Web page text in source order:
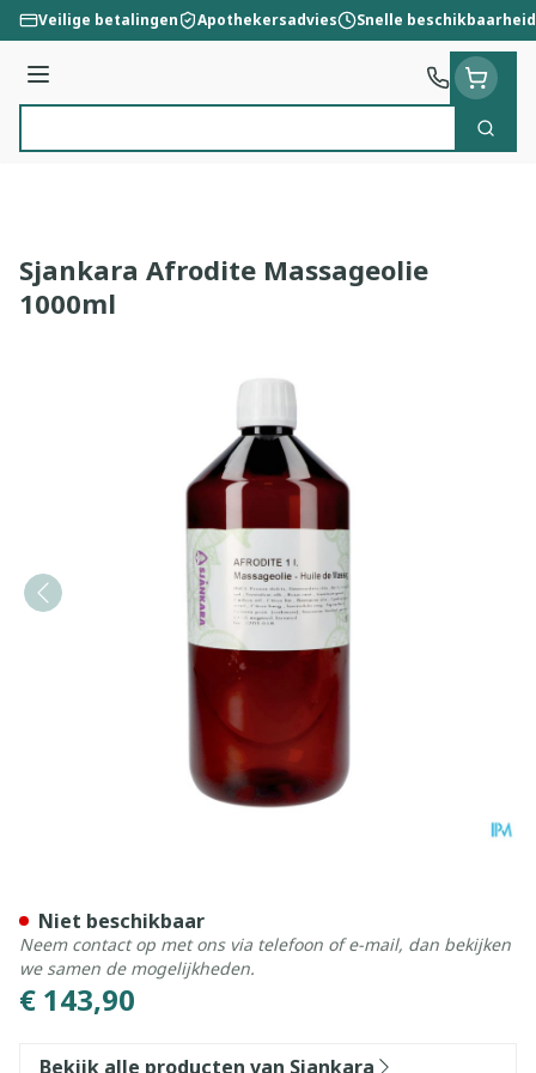
Ga naar de inhoud
Veilige betalingen Apothekersadvies Snelle beschikbaarheid
Menu
Zoek
Sjankara Afrodite Massageolie
1000ml
€ 143,90
Niet beschikbaar
Neem contact op met ons via telefoon of e-mail, dan bekijken
we samen de mogelijkheden.
Bekijk alle producten van Sjankara